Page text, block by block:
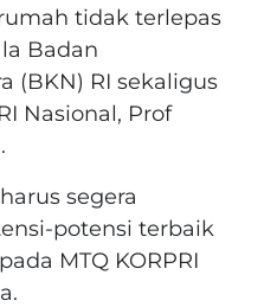
tidak terlepas
Badan
(BKN) RI sekaligus
Nasional, Prof
segera
potensi terbaik
MTQ KORPRI